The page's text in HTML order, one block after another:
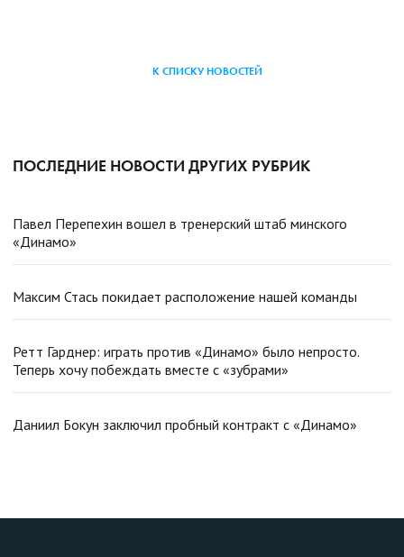
К СПИСКУ НОВОСТЕЙ
ПОСЛЕДНИЕ НОВОСТИ ДРУГИХ РУБРИК
Павел Перепехин вошел в тренерский штаб минского
«Динамо»
Максим Стась покидает расположение нашей команды
Ретт Гарднер: играть против «Динамо» было непросто.
Теперь хочу побеждать вместе с «зубрами»
Даниил Бокун заключил пробный контракт с «Динамо»